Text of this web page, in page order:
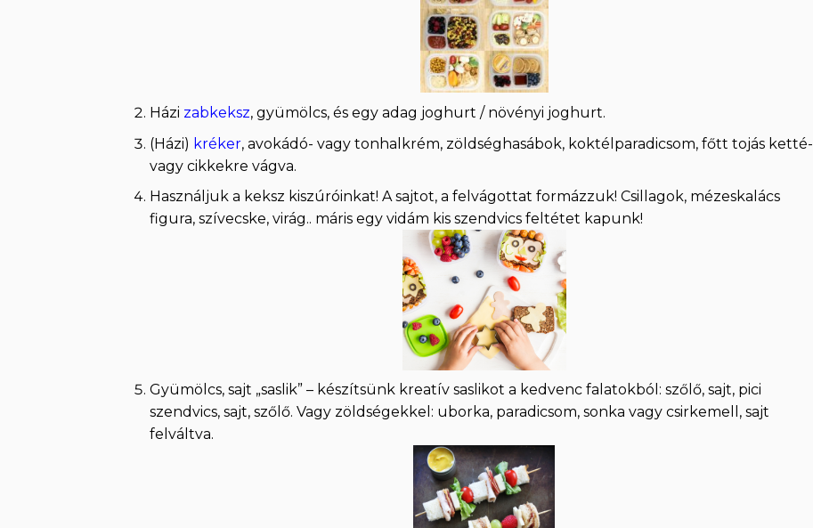
Házi zabkeksz, gyümölcs, és egy adag joghurt / növényi joghurt.
(Házi) kréker, avokádó- vagy tonhalkrém, zöldséghasábok, koktélparadicsom, főtt tojás ketté-
vagy cikkekre vágva.
Használjuk a keksz kiszúróinkat! A sajtot, a felvágottat formázzuk! Csillagok, mézeskalács
figura, szívecske, virág.. máris egy vidám kis szendvics feltétet kapunk!
Gyümölcs, sajt „saslik” – készítsünk kreatív saslikot a kedvenc falatokból: szőlő, sajt, pici
szendvics, sajt, szőlő. Vagy zöldségekkel: uborka, paradicsom, sonka vagy csirkemell, sajt
felváltva.